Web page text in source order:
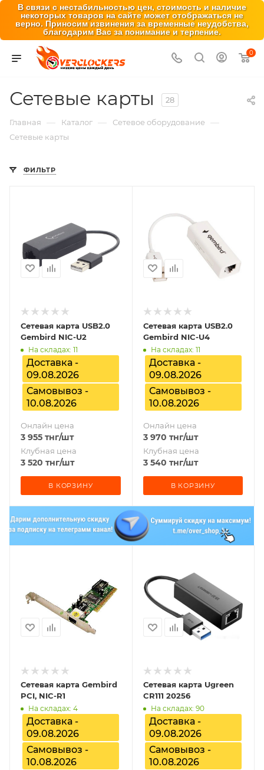
В связи с нестабильностью цен, стоимость и наличие
некоторых товаров на сайте может отображаться не
верно. Приносим извинения за временные неудобства,
благодарим Вас за понимание и терпение.
0
Сетевые карты 28
Главная — Каталог — Сетевое оборудование —
Сетевые карты
ФИЛЬТР
Сетевая карта USB2.0
Gembird NIC-U2
На складах: 11
Доставка -
09.08.2026
Самовывоз -
10.08.2026
Онлайн цена
3 955 тнг/шт
Клубная цена
3 520 тнг/шт
В КОРЗИНУ
Сетевая карта USB2.0
Gembird NIC-U4
На складах: 11
Доставка -
09.08.2026
Самовывоз -
10.08.2026
Онлайн цена
3 970 тнг/шт
Клубная цена
3 540 тнг/шт
В КОРЗИНУ
Сетевая карта Gembird
PCI, NIC-R1
На складах: 4
Доставка -
09.08.2026
Самовывоз -
10.08.2026
Сетевая карта Ugreen
CR111 20256
На складах: 90
Доставка -
09.08.2026
Самовывоз -
10.08.2026